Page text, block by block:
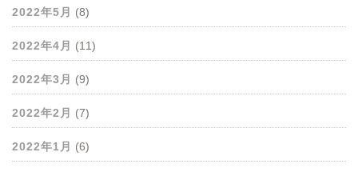
2022年5月 (8)
2022年4月 (11)
2022年3月 (9)
2022年2月 (7)
2022年1月 (6)